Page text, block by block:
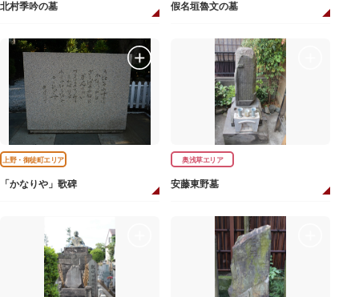
北村季吟の墓 假名垣魯文の墓
上野・御徒町エリア
「かなりや」歌碑
奥浅草エリア
安藤東野墓